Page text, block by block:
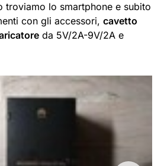
troviamo lo smartphone e subito
con gli accessori, cavetto
da 5V/2A-9V/2A e